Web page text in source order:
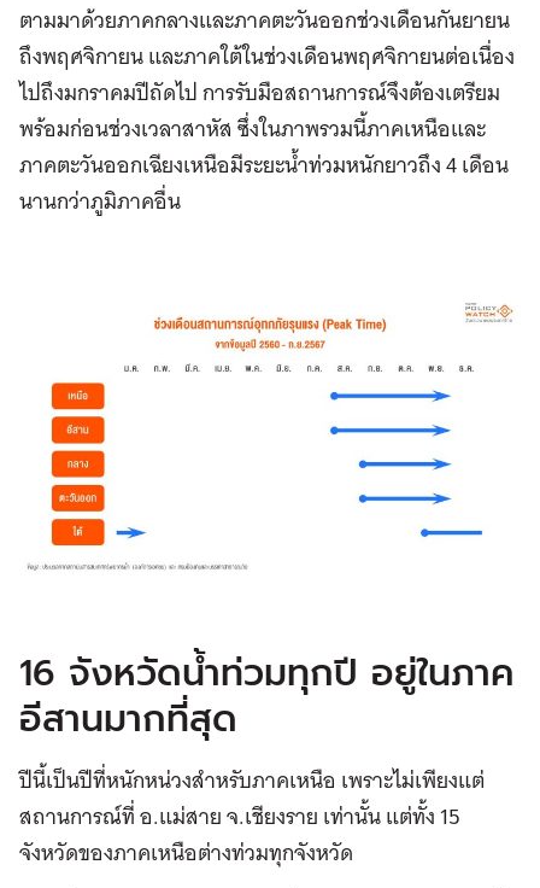
ตามมาด้วยภาคกลางและภาคตะวันออกช่วงเดือนกันยายน
ถึงพฤศจิกายน และภาคใต้ในช่วงเดือนพฤศจิกายนต่อเนื่อง
ไปถึงมกราคมปีถัดไป การรับมือสถานการณ์จึงต้องเตรียม
พร้อมก่อนช่วงเวลาสาหัส ซึ่งในภาพรวมนี้ภาคเหนือและ
ภาคตะวันออกเฉียงเหนือมีระยะน้ำท่วมหนักยาวถึง 4 เดือน
นานกว่าภูมิภาคอื่น
16 จังหวัดน้ำท่วมทุกปี อยู่ในภาค
อีสานมากที่สุด
ปีนี้เป็นปีที่หนักหน่วงสำหรับภาคเหนือ เพราะไม่เพียงแต่
สถานการณ์ที่ อ.แม่สาย จ.เชียงราย เท่านั้น แต่ทั้ง 15
จังหวัดของภาคเหนือต่างท่วมทุกจังหวัด